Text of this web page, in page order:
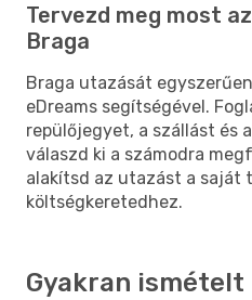
Tervezd meg most
Braga
Braga utazását
eDreams segítségével.
repülőjegyet, a szállást és
válaszd ki a számodra
alakítsd az utazást a saját
költségkeretedhez.
Gyakran ismételt